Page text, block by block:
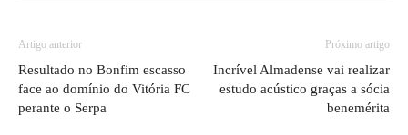
Artigo anterior
Resultado no Bonfim escasso
face ao domínio do Vitória FC
perante o Serpa
Próximo artigo
Incrível Almadense vai realizar
estudo acústico graças a sócia
benemérita